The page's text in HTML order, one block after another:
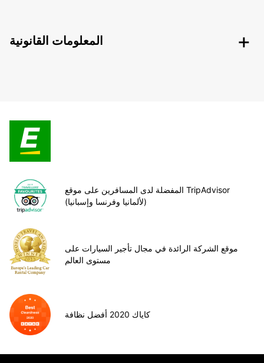
المعلومات القانونية
المفضلة لدى المسافرين على موقع TripAdvisor
(لألمانيا وفرنسا وإسبانيا)
موقع الشركة الرائدة في مجال تأجير السيارات على
مستوى العالم
كاياك 2020 أفضل نظافة